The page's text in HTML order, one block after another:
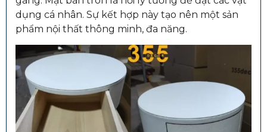
dụng cá nhân. Sự kết hợp này tạo nên một sản
phẩm nội thất thông minh, đa năng.